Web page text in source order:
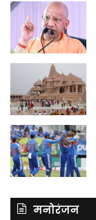
मनोरंजन